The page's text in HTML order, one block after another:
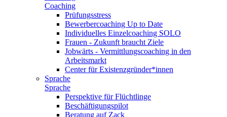
Coaching
Prüfungsstress
Bewerbercoaching Up to Date
Individuelles Einzelcoaching SOLO
Frauen - Zukunft braucht Ziele
Jobwärts - Vermittlungscoaching in den
Arbeitsmarkt
Center für Existenzgründer*innen
Sprache
Sprache
Perspektive für Flüchtlinge
Beschäftigungspilot
Beratung auf Zack